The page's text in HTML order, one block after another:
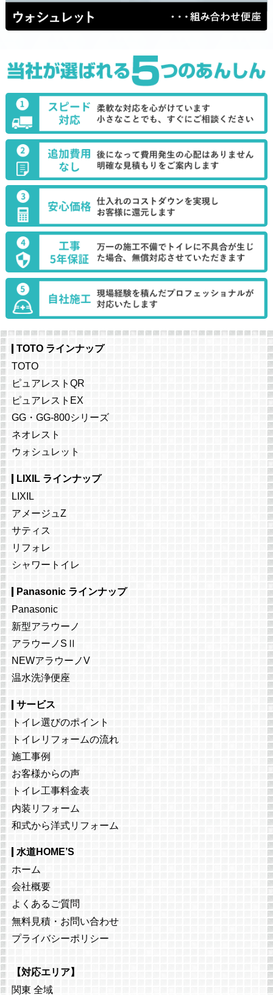
TOTO ラインナップ
TOTO
ピュアレストQR
ピュアレストEX
GG・GG-800シリーズ
ネオレスト
ウォシュレット
LIXIL ラインナップ
LIXIL
アメージュZ
サティス
リフォレ
シャワートイレ
Panasonic ラインナップ
Panasonic
新型アラウーノ
アラウーノSⅡ
NEWアラウーノV
温水洗浄便座
サービス
トイレ選びのポイント
トイレリフォームの流れ
施工事例
お客様からの声
トイレ工事料金表
内装リフォーム
和式から洋式リフォーム
水道HOME’S
ホーム
会社概要
よくあるご質問
無料見積・お問い合わせ
プライバシーポリシー
【対応エリア】
関東 全域